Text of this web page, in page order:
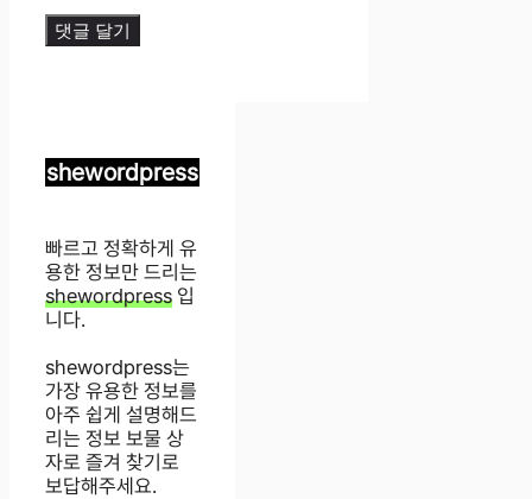
shewordpress
빠르고 정확하게 유
용한 정보만 드리는
shewordpress 입
니다.
shewordpress는
가장 유용한 정보를
아주 쉽게 설명해드
리는 정보 보물 상
자로 즐겨 찾기로
보답해주세요.